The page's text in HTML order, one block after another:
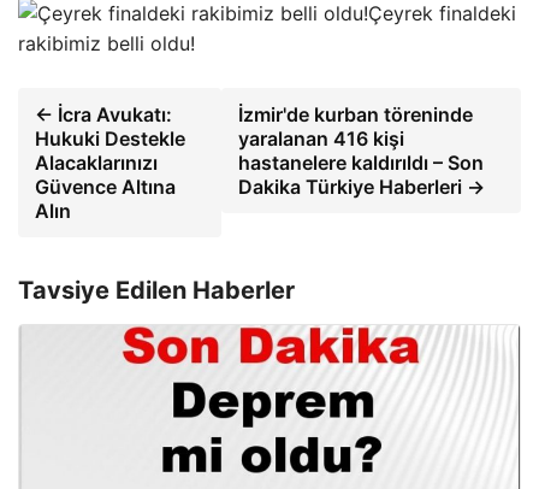
Çeyrek finaldeki
rakibimiz belli oldu!
← İcra Avukatı:
Hukuki Destekle
Alacaklarınızı
Güvence Altına
Alın
İzmir'de kurban töreninde
yaralanan 416 kişi
hastanelere kaldırıldı – Son
Dakika Türkiye Haberleri →
Tavsiye Edilen Haberler